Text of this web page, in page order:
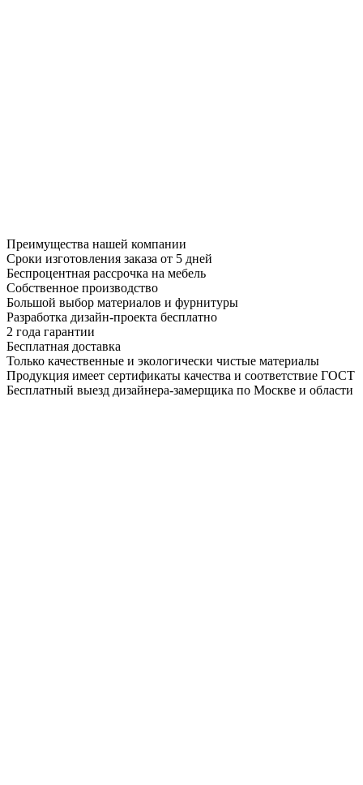
Преимущества нашей компании
Сроки изготовления заказа от 5 дней
Беспроцентная рассрочка на мебель
Собственное производство
Большой выбор материалов и фурнитуры
Разработка дизайн-проекта бесплатно
2 года гарантии
Бесплатная доставка
Только качественные и экологически чистые материалы
Продукция имеет сертификаты качества и соответствие ГОСТ
Бесплатный выезд дизайнера-замерщика по Москве и области